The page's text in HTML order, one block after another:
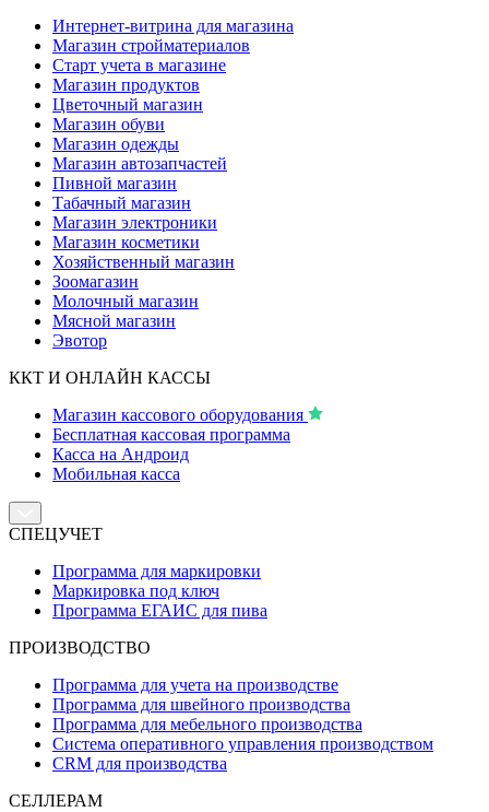
Интернет-витрина для магазина
Магазин стройматериалов
Старт учета в магазине
Магазин продуктов
Цветочный магазин
Магазин обуви
Магазин одежды
Магазин автозапчастей
Пивной магазин
Табачный магазин
Магазин электроники
Магазин косметики
Хозяйственный магазин
Зоомагазин
Молочный магазин
Мясной магазин
Эвотор
ККТ И ОНЛАЙН КАССЫ
Магазин кассового оборудования
Бесплатная кассовая программа
Касса на Андроид
Мобильная касса
СПЕЦУЧЕТ
Программа для маркировки
Маркировка под ключ
Программа ЕГАИС для пива
ПРОИЗВОДСТВО
Программа для учета на производстве
Программа для швейного производства
Программа для мебельного производства
Система оперативного управления производством
CRM для производства
СЕЛЛЕРАМ